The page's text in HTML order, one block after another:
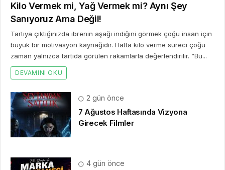
Kilo Vermek mi, Yağ Vermek mi? Aynı Şey
Sanıyoruz Ama Değil!
Tartıya çıktığınızda ibrenin aşağı indiğini görmek çoğu insan için
büyük bir motivasyon kaynağıdır. Hatta kilo verme süreci çoğu
zaman yalnızca tartıda görülen rakamlarla değerlendirilir. “Bu...
DEVAMINI OKU
2 gün önce
7 Ağustos Haftasında Vizyona
Girecek Filmler
4 gün önce